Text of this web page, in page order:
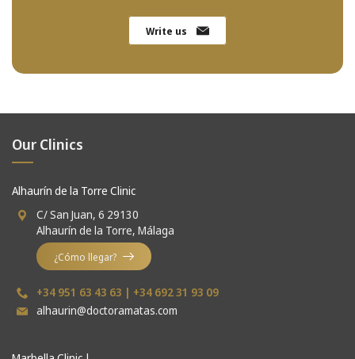
Write us
Our Clinics
Alhaurín de la Torre Clinic
C/ San Juan, 6 29130
Alhaurín de la Torre, Málaga
¿Cómo llegar?
+34 951 63 43 63 | +34 692 31 93 09
alhaurin@doctoramatas.com